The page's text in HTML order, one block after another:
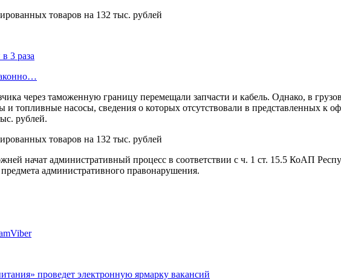
3 раза
через таможенную границу перемещали запчасти и кабель. Однако, в
и топливные насосы, сведения о которых отсутствовали в представленных
рублей.
начат административный процесс в соответствии с ч. 1 ст. 15.5 КоАП
административного правонарушения.
Viber
проведет электронную ярмарку вакансий